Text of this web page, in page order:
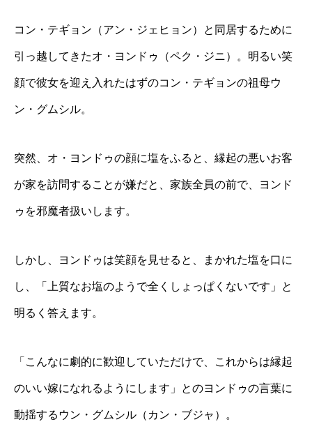
コン・テギョン（アン・ジェヒョン）と同居するために
引っ越してきたオ・ヨンドゥ（ペク・ジニ）。明るい笑
顔で彼女を迎え入れたはずのコン・テギョンの祖母ウ
ン・グムシル。
突然、オ・ヨンドゥの顔に塩をふると、縁起の悪いお客
が家を訪問することが嫌だと、家族全員の前で、ヨンド
ゥを邪魔者扱いします。
しかし、ヨンドゥは笑顔を見せると、まかれた塩を口に
し、「上質なお塩のようで全くしょっぱくないです」と
明るく答えます。
「こんなに劇的に歓迎していただけで、これからは縁起
のいい嫁になれるようにします」とのヨンドゥの言葉に
動揺するウン・グムシル（カン・ブジャ）。